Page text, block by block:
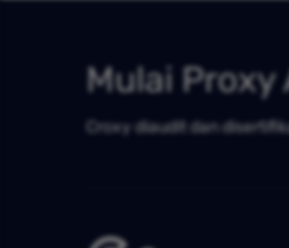
Mulai Proxy
Croxy diaudit dan